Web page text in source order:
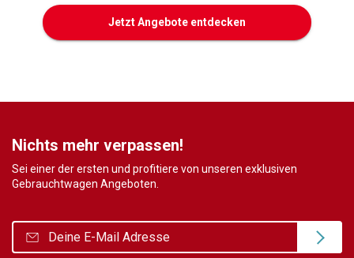
Jetzt Angebote entdecken
Nichts mehr verpassen!
Sei einer der ersten und profitiere von unseren exklusiven
Gebrauchtwagen Angeboten.